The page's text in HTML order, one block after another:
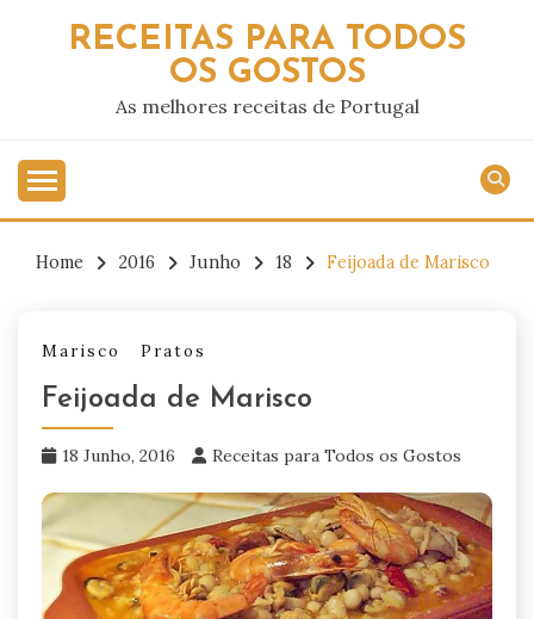
RECEITAS PARA TODOS
OS GOSTOS
As melhores receitas de Portugal
Home 2016 Junho 18 Feijoada de Marisco
Marisco Pratos
Feijoada de Marisco
18 Junho, 2016 Receitas para Todos os Gostos